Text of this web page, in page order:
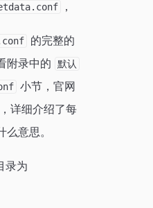
，
的完整的
附录中的
默认
小节，官网
，详细介绍了每
意思。
录为